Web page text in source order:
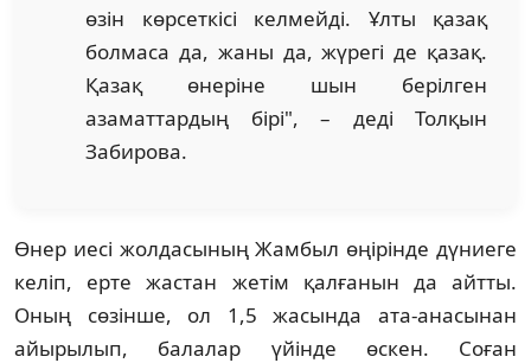
өзін көрсеткісі келмейді. Ұлты қазақ
болмаса да, жаны да, жүрегі де қазақ.
Қазақ өнеріне шын берілген
азаматтардың бірі", – деді Толқын
Забирова.
Өнер иесі жолдасының Жамбыл өңірінде дүниеге
келіп, ерте жастан жетім қалғанын да айтты.
Оның сөзінше, ол 1,5 жасында ата-анасынан
айырылып, балалар үйінде өскен. Соған